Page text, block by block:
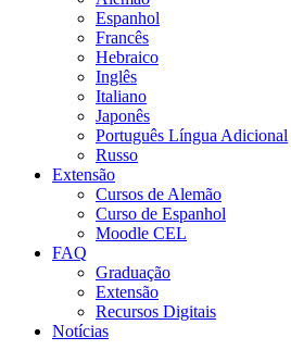
Espanhol
Francês
Hebraico
Inglês
Italiano
Japonês
Português Língua Adicional
Russo
Extensão
Cursos de Alemão
Curso de Espanhol
Moodle CEL
FAQ
Graduação
Extensão
Recursos Digitais
Notícias